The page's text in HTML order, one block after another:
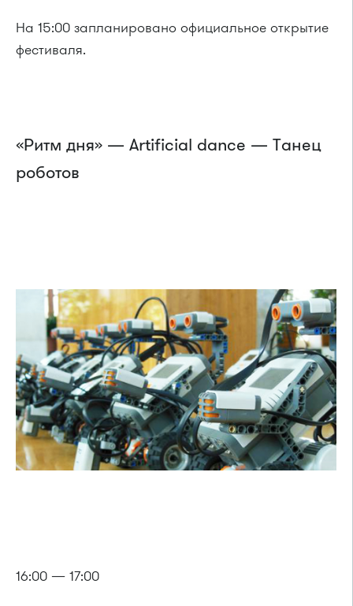
На 15:00 запланировано официальное открытие
фестиваля.
«Ритм дня» — Artificial dance — Танец
роботов
16:00 — 17:00